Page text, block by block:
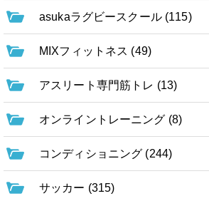
asukaラグビースクール (115)
MIXフィットネス (49)
アスリート専門筋トレ (13)
オンライントレーニング (8)
コンディショニング (244)
サッカー (315)